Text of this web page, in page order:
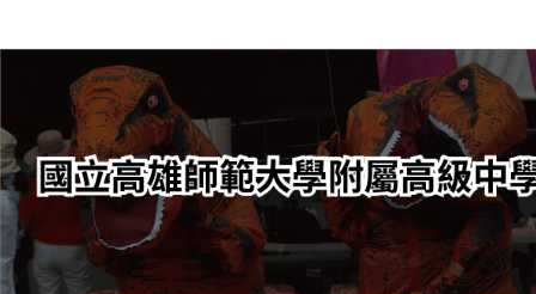
轉
要
內
容